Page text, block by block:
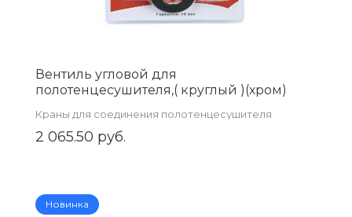
Вентиль угловой для
полотенцесушителя,( круглый )(хром)
Краны для соединения полотенцесушителя
2 065.50 руб.
Новинка